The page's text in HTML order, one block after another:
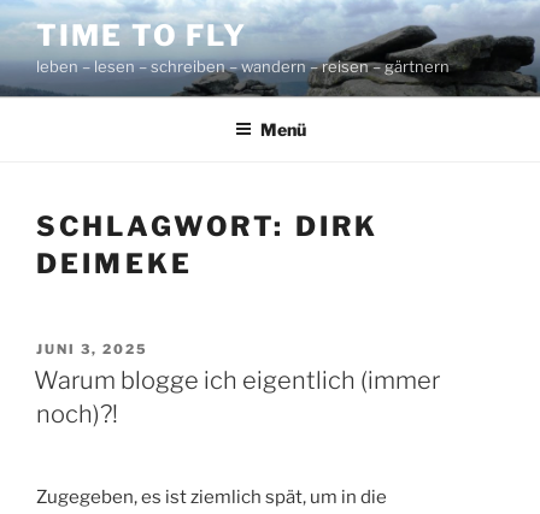
Zum
Inhalt
springen
TIME TO FLY
leben – lesen – schreiben – wandern – reisen – gärtnern
Menü
SCHLAGWORT: DIRK
DEIMEKE
VERÖFFENTLICHT
AM
JUNI 3, 2025
Warum blogge ich eigentlich (immer
noch)?!
Zugegeben, es ist ziemlich spät, um in die